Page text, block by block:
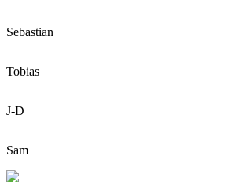
Sebastian
Tobias
J-D
Sam